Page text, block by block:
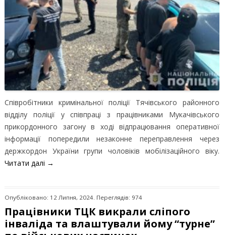
Співробітники кримінальної поліції Тячівського районного
відділу поліції у співпраці з працівниками Мукачівського
прикордонного загону в ході відпрацювання оперативної
інформації попередили незаконне переправлення через
держкордон України групи чоловіків мобілізаційного віку.
Читати далі →
Опубліковано: 12 Липня, 2024. Переглядів: 974
Працівники ТЦК викрали сліпого
інваліда та влаштували йому “турне”